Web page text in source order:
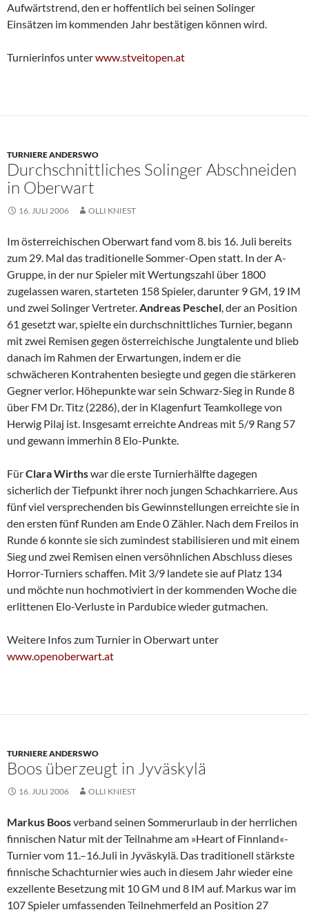
Aufwärtstrend, den er hoffentlich bei seinen Solinger
Einsätzen im kommenden Jahr bestätigen können wird.
Turnierinfos unterwww.stveitopen.at
TURNIERE ANDERSWO
Durchschnittliches Solinger Abschneiden
in Oberwart
16. JULI 2006 OLLI KNIEST
Im österreichischen Oberwart fand vom 8. bis 16. Juli bereits
zum 29. Mal das traditionelle Sommer-Open statt. In der A-
Gruppe, in der nur Spieler mit Wertungszahl über 1800
zugelassen waren, starteten 158 Spieler, darunter 9 GM, 19 IM
und zwei Solinger Vertreter.Andreas Peschel, der an Position
61 gesetzt war, spielte ein durchschnittliches Turnier, begann
mit zwei Remisen gegen österreichische Jungtalente und blieb
danach im Rahmen der Erwartungen, indem er die
schwächeren Kontrahenten besiegte und gegen die stärkeren
Gegner verlor. Höhepunkte war sein Schwarz-Sieg in Runde 8
über FM Dr. Titz (2286), der in Klagenfurt Teamkollege von
Herwig Pilaj ist. Insgesamt erreichte Andreas mit 5/9 Rang 57
und gewann immerhin 8 Elo-Punkte.
FürClara Wirthswar die erste Turnierhälfte dagegen
sicherlich der Tiefpunkt ihrer noch jungen Schachkarriere. Aus
fünf viel versprechenden bis Gewinnstellungen erreichte sie in
den ersten fünf Runden am Ende 0 Zähler. Nach dem Freilos in
Runde 6 konnte sie sich zumindest stabilisieren und mit einem
Sieg und zwei Remisen einen versöhnlichen Abschluss dieses
Horror-Turniers schaffen. Mit 3/9 landete sie auf Platz 134
und möchte nun hochmotiviert in der kommenden Woche die
erlittenen Elo-Verluste in Pardubice wieder gutmachen.
Weitere Infos zum Turnier in Oberwart unter
www.openoberwart.at
TURNIERE ANDERSWO
Boos überzeugt in Jyväskylä
16. JULI 2006 OLLI KNIEST
Markus Boosverband seinen Sommerurlaub in der herrlichen
finnischen Natur mit der Teilnahme am »Heart of Finnland«-
Turnier vom 11.–16.Juli in Jyväskylä. Das traditionell stärkste
finnische Schachturnier wies auch in diesem Jahr wieder eine
exzellente Besetzung mit 10 GM und 8 IM auf. Markus war im
107 Spieler umfassenden Teilnehmerfeld an Position 27